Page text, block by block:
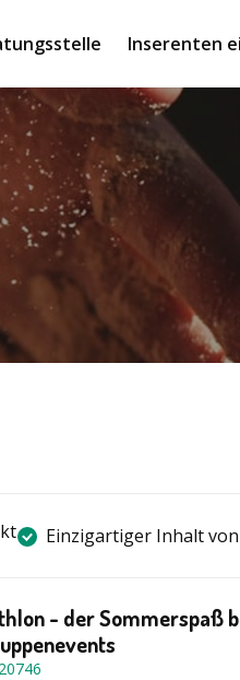
Inserenten
Einzigartiger Inhalt
- der Sommerspaß
20746